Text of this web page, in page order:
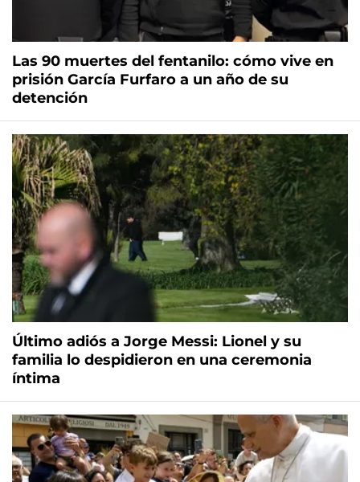
Las 90 muertes del fentanilo: cómo vive en
prisión García Furfaro a un año de su
detención
Último adiós a Jorge Messi: Lionel y su
familia lo despidieron en una ceremonia
íntima